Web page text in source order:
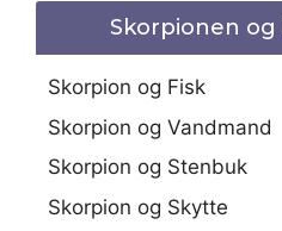
Skorpionen
Skorpion og Fisk
Skorpion og Vandmand
Skorpion og Stenbuk
Skorpion og Skytte